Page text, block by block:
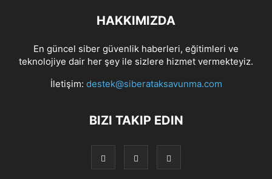
HAKKIMIZDA
En güncel siber güvenlik haberleri, eğitimleri ve
teknolojiye dair her şey ile sizlere hizmet vermekteyiz.
İletişim: destek@siberataksavunma.com
BIZI TAKIP EDIN